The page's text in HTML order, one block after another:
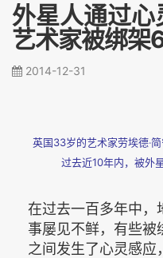
外星人通过
艺术家被绑架
2014-12-31
英国33岁的艺术家劳埃德‧
过去近10年内，被外
在过去一百多年中，
事屡见不鲜，有些被
之间发生了心灵感应